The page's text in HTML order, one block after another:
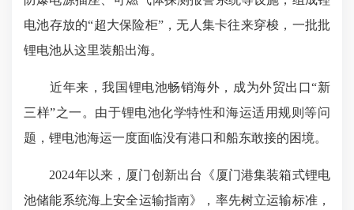
电池存放的“超大保险柜”，无人集卡往来穿梭，一批批
锂电池从这里装船出海。
近年来，我国锂电池畅销海外，成为外贸出口“新
三样”之一。由于锂电池化学特性和海运适用规则等问
题，锂电池海运一度面临没有港口和船东敢接的困境。
2024年以来，厦门创新出台《厦门港集装箱式锂电
池储能系统海上安全运输指南》，率先树立运输标准，